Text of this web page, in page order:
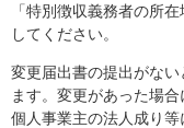
「特別徴収義務者の所
してください。
変更届出書の提出がな
ます。変更があった場
個人事業主の法人成り